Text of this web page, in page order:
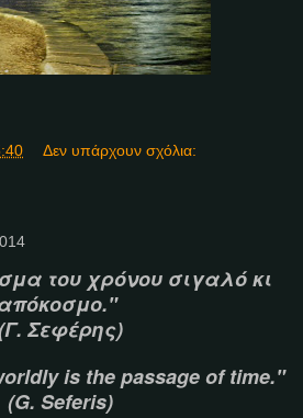
Δεν υπάρχουν σχόλια:
του χρόνου σιγαλό κι
Σεφέρης)
is the passage of time."
(G. Seferis)